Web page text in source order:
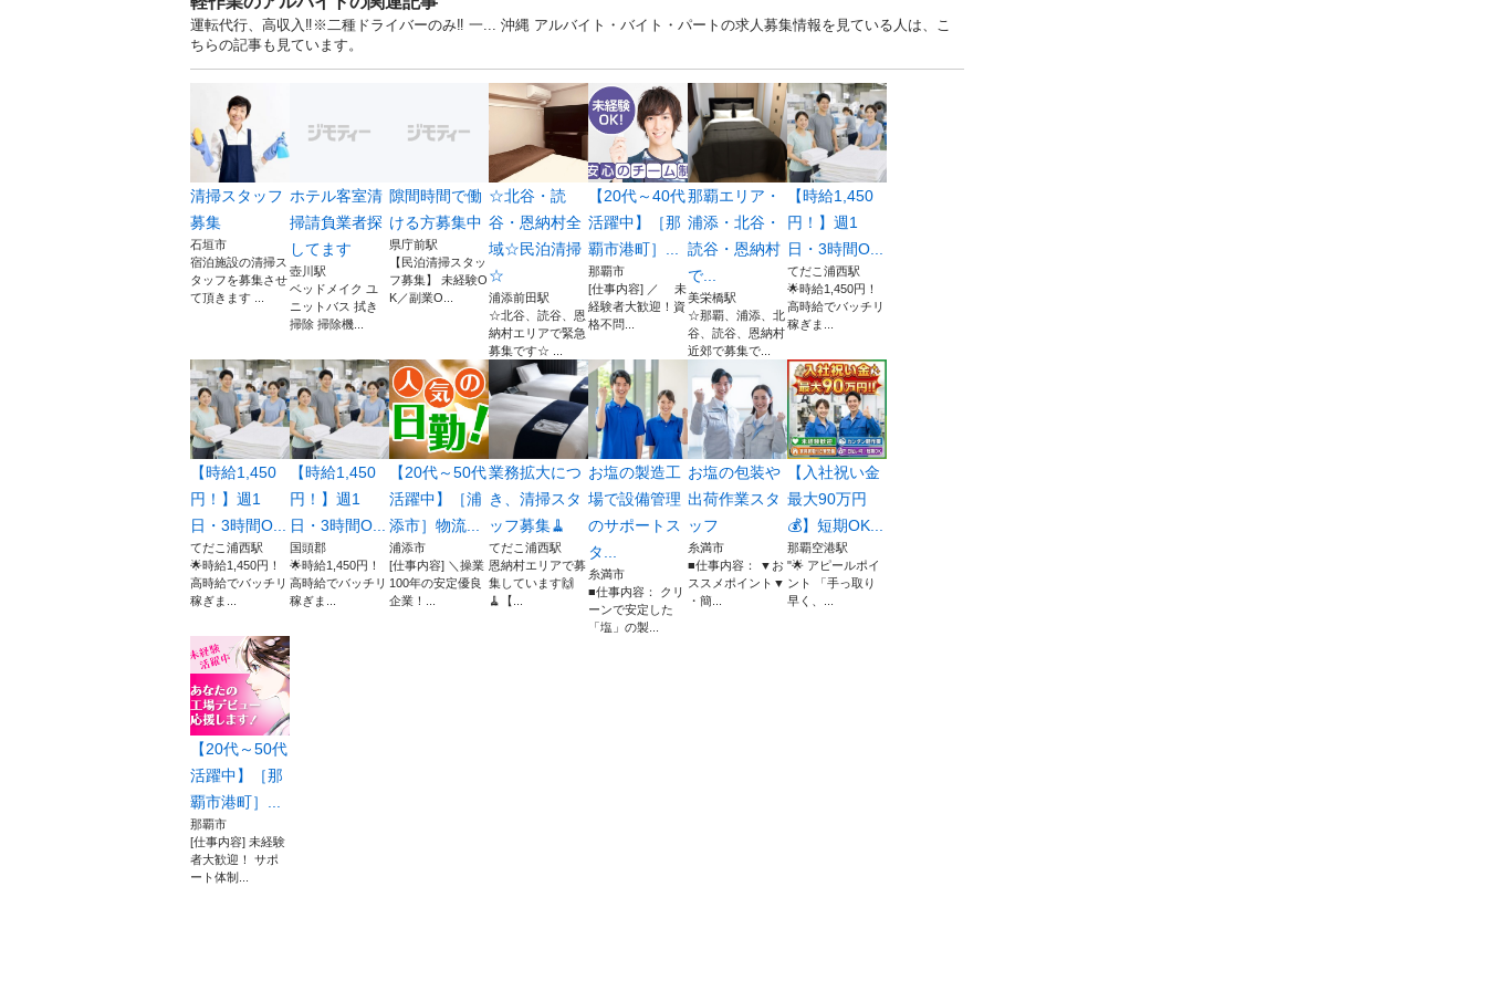
運転代行、高収入‼️※二種ドライバーのみ‼️ 一... 沖縄 アルバイト・バイト・パートの求人募集情報を見ている人は、こ
ちらの記事も見ています。
清掃スタッフ
募集
石垣市
宿泊施設の清掃ス
タッフを募集させ
て頂きます ...
ホテル客室清
掃請負業者探
してます
壺川駅
ベッドメイク ユ
ニットバス 拭き
掃除 掃除機...
隙間時間で働
ける方募集中
県庁前駅
【民泊清掃スタッ
フ募集】 未経験O
K／副業O...
☆北谷・読
谷・恩納村全
域☆民泊清掃
☆
浦添前田駅
☆北谷、読谷、恩
納村エリアで緊急
募集です☆ ...
【20代～40代
活躍中】［那
覇市港町］...
那覇市
[仕事内容] ／ 未
経験者大歓迎！資
格不問...
那覇エリア・
浦添・北谷・
読谷・恩納村
で...
美栄橋駅
☆那覇、浦添、北
谷、読谷、恩納村
近郊で募集で...
【時給1,450
円！】週1
日・3時間O...
てだこ浦西駅
🌟時給1,450円！
高時給でバッチリ
稼ぎま...
【時給1,450
円！】週1
日・3時間O...
てだこ浦西駅
🌟時給1,450円！
高時給でバッチリ
稼ぎま...
【時給1,450
円！】週1
日・3時間O...
国頭郡
🌟時給1,450円！
高時給でバッチリ
稼ぎま...
【20代～50代
活躍中】［浦
添市］物流...
浦添市
[仕事内容] ＼操業
100年の安定優良
企業！...
業務拡大につ
き、清掃スタ
ッフ募集🧹
てだこ浦西駅
恩納村エリアで募
集しています🙌
🧹【...
お塩の製造工
場で設備管理
のサポートス
タ...
糸満市
■仕事内容： クリ
ーンで安定した
「塩」の製...
お塩の包装や
出荷作業スタ
ッフ
糸満市
■仕事内容： ▼お
ススメポイント▼
・簡...
【入社祝い金
最大90万円
💰】短期OK...
那覇空港駅
"🌟 アピールポイ
ント 「手っ取り
早く、...
【20代～50代
活躍中】［那
覇市港町］...
那覇市
[仕事内容] 未経験
者大歓迎！ サポ
ート体制...